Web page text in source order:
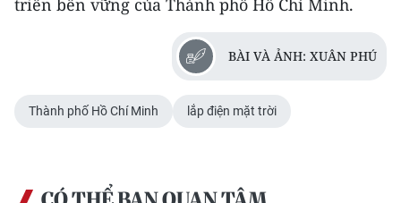
triển bền vững của Thành phố Hồ Chí Minh.
BÀI VÀ ẢNH: XUÂN PHÚ
Thành phố Hồ Chí Minh lắp điện mặt trời